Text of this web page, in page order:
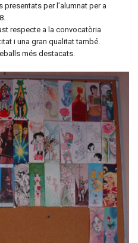
per l’alumnat per a
respecte a la convocatòria
i una gran qualitat també.
més destacats.